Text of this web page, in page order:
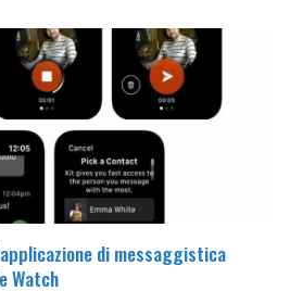
di messaggistica
Watch